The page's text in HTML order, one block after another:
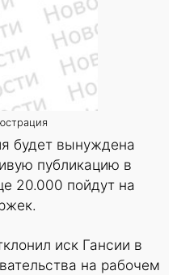
будет вынуждена
публикацию в
20.000 пойдут на
иск Гансии в
на рабочем